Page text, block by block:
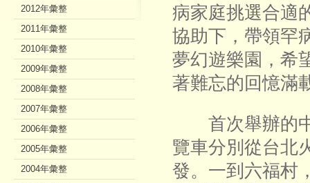
病家庭挑選合適
協助下，帶領罕
夢幻遊樂園，希
著難忘的回憶滿
首次舉辦的中
覽車分別從台北
發。一到六福村
2012年彙整
2011年彙整
2010年彙整
2009年彙整
2008年彙整
2007年彙整
2006年彙整
2005年彙整
2004年彙整